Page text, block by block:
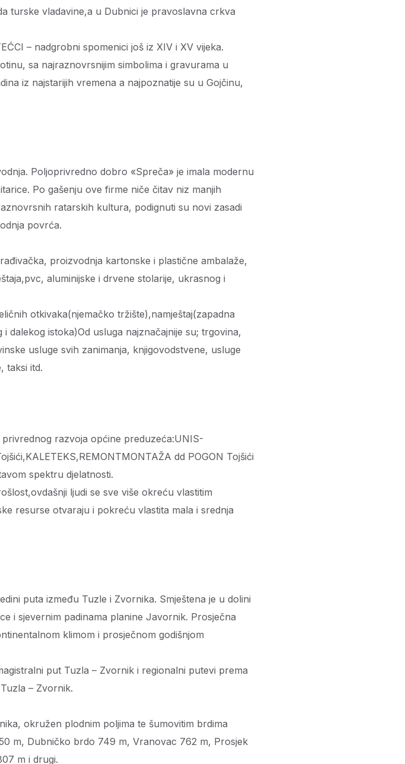
turske vladavine,a u Dubnici je pravoslavna crkva
– nadgrobni spomenici još iz XIV i XV vijeka.
sa najraznovrsnijim simbolima i gravurama u
iz najstarijih vremena a najpoznatije su u Gojčinu,
Poljoprivredno dobro «Spreča» je imala modernu
Po gašenju ove firme niče čitav niz manjih
ratarskih kultura, podignuti su novi zasadi
povrća.
proizvodnja kartonske i plastične ambalaže,
aluminijske i drvene stolarije, ukrasnog i
otkivaka(njemačko tržište),namještaj(zapadna
dalekog istoka)Od usluga najznačajnije su; trgovina,
usluge svih zanimanja, knjigovodstvene, usluge
taksi itd.
razvoja općine preduzeća:UNIS-
dd POGON Tojšići
spektru djelatnosti.
ljudi se sve više okreću vlastitim
resurse otvaraju i pokreću vlastita mala i srednja
puta između Tuzle i Zvornika. Smještena je u dolini
i sjevernim padinama planine Javornik. Prosječna
klimom i prosječnom godišnjom
put Tuzla – Zvornik i regionalni putevi prema
– Zvornik.
okružen plodnim poljima te šumovitim brdima
m, Dubničko brdo 749 m, Vranovac 762 m, Prosjek
m i drugi.